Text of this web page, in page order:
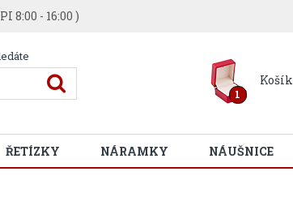
8:00 - 16:00 )
1
Košík
ŘETÍZKY NÁRAMKY NÁUŠNICE